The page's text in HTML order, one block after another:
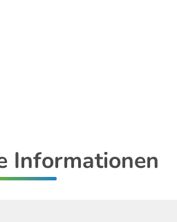
Informationen